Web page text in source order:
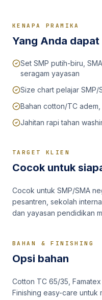
KENAPA PRAMIKA
Yang Anda dapat
Set SMP putih-biru,
seragam yayasan
Size chart pelajar SMP/
Bahan cotton/TC
Jahitan rapi tahan
TARGET KLIEN
Cocok untuk
Cocok untuk SMP/SMA
pesantren, sekolah
dan yayasan pendidikan
BAHAN & FINISHING
Opsi bahan
Cotton TC 65/35,
Finishing easy-care untuk